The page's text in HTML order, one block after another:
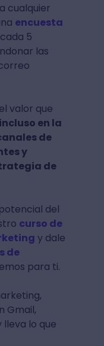
cualquier
encuesta
5
las
valor que
incluso en la
de
y
de
del
curso de
y dale
de
para ti.
Gmail,
lo que